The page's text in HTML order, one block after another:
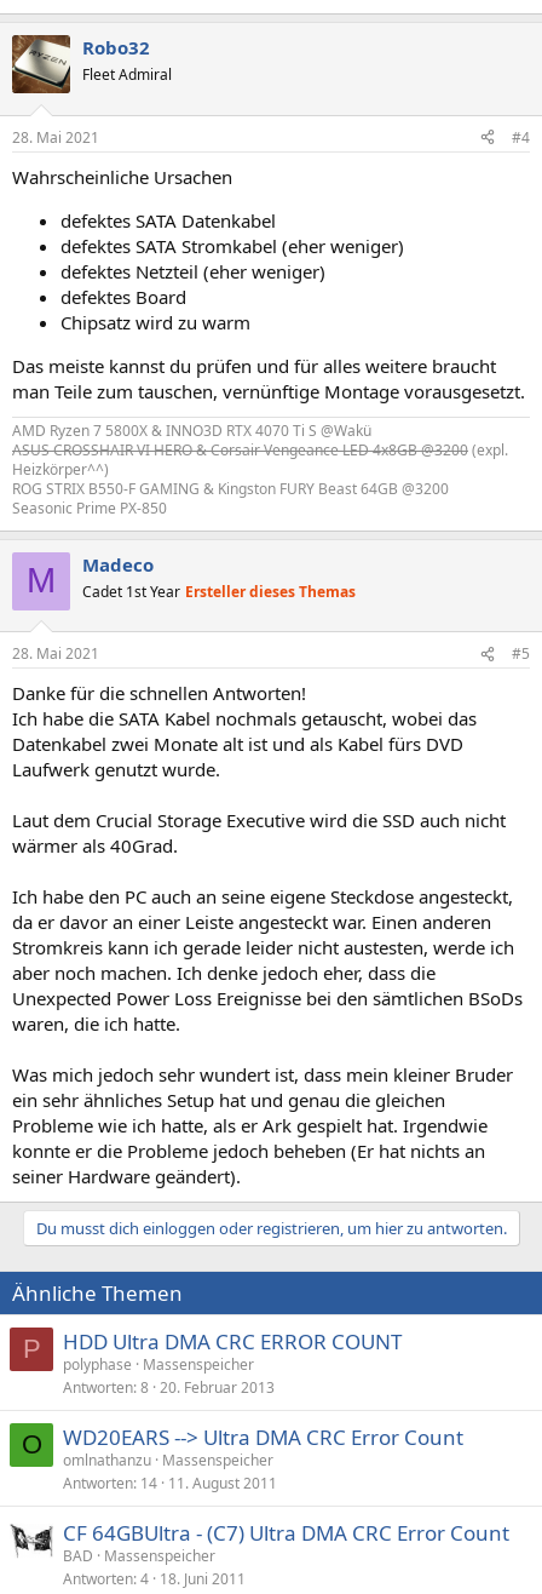
Robo32
Fleet Admiral
28. Mai 2021 #4
Wahrscheinliche Ursachen
defektes SATA Datenkabel
defektes SATA Stromkabel (eher weniger)
defektes Netzteil (eher weniger)
defektes Board
Chipsatz wird zu warm
Das meiste kannst du prüfen und für alles weitere braucht
man Teile zum tauschen, vernünftige Montage vorausgesetzt.
AMD Ryzen 7 5800X & INNO3D RTX 4070 Ti S @Wakü
ASUS CROSSHAIR VI HERO & Corsair Vengeance LED 4x8GB @3200(expl.
Heizkörper^^)
ROG STRIX B550-F GAMING & Kingston FURY Beast 64GB @3200
Seasonic Prime PX-850
M Madeco
Cadet 1st Year Ersteller dieses Themas
28. Mai 2021 #5
Danke für die schnellen Antworten!
Ich habe die SATA Kabel nochmals getauscht, wobei das
Datenkabel zwei Monate alt ist und als Kabel fürs DVD
Laufwerk genutzt wurde.
Laut dem Crucial Storage Executive wird die SSD auch nicht
wärmer als 40Grad.
Ich habe den PC auch an seine eigene Steckdose angesteckt,
da er davor an einer Leiste angesteckt war. Einen anderen
Stromkreis kann ich gerade leider nicht austesten, werde ich
aber noch machen. Ich denke jedoch eher, dass die
Unexpected Power Loss Ereignisse bei den sämtlichen BSoDs
waren, die ich hatte.
Was mich jedoch sehr wundert ist, dass mein kleiner Bruder
ein sehr ähnliches Setup hat und genau die gleichen
Probleme wie ich hatte, als er Ark gespielt hat. Irgendwie
konnte er die Probleme jedoch beheben (Er hat nichts an
seiner Hardware geändert).
Du musst dich einloggen oder registrieren, um hier zu antworten.
Ähnliche Themen
P HDD Ultra DMA CRC ERROR COUNT
polyphase
Massenspeicher
Antworten 8 20. Februar 2013
O WD20EARS --> Ultra DMA CRC Error Count
omlnathanzu Massenspeicher
Antworten 14 11. August 2011
CF 64GBUltra - (C7) Ultra DMA CRC Error Count
BAD
Massenspeicher
Antworten 4 18. Juni 2011